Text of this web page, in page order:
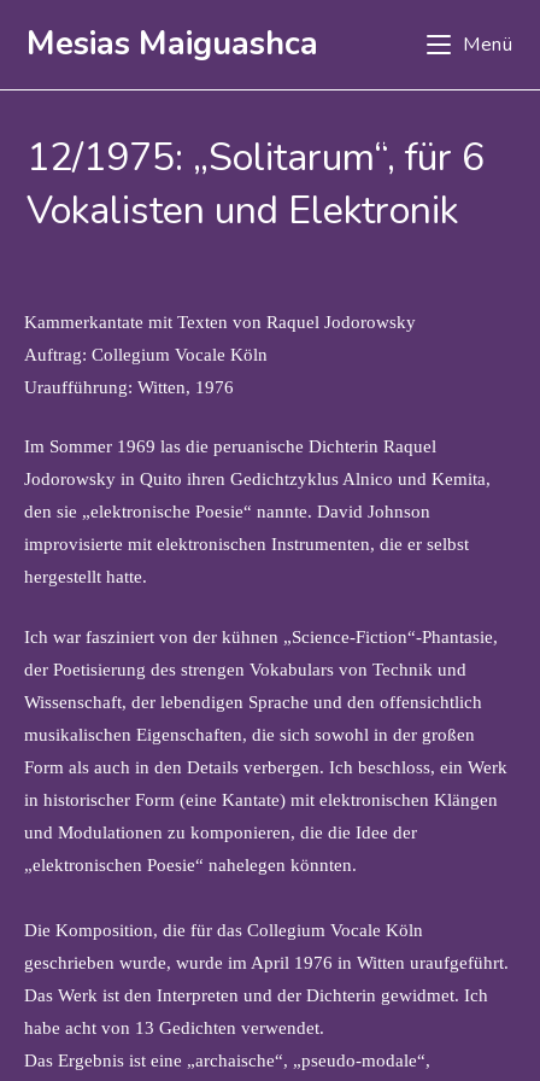
InhaltMesias Maiguashca Menü
12/1975: „Solitarum“, für 6
Vokalisten und Elektronik
Kammerkantate mit Texten von Raquel Jodorowsky
Auftrag: Collegium Vocale Köln
Uraufführung: Witten, 1976
Im Sommer 1969 las die peruanische Dichterin Raquel
Jodorowsky in Quito ihren Gedichtzyklus Alnico und Kemita,
den sie „elektronische Poesie“ nannte. David Johnson
improvisierte mit elektronischen Instrumenten, die er selbst
hergestellt hatte.
Ich war fasziniert von der kühnen „Science-Fiction“-Phantasie,
der Poetisierung des strengen Vokabulars von Technik und
Wissenschaft, der lebendigen Sprache und den offensichtlich
musikalischen Eigenschaften, die sich sowohl in der großen
Form als auch in den Details verbergen. Ich beschloss, ein Werk
in historischer Form (eine Kantate) mit elektronischen Klängen
und Modulationen zu komponieren, die die Idee der
„elektronischen Poesie“ nahelegen könnten.
Die Komposition, die für das Collegium Vocale Köln
geschrieben wurde, wurde im April 1976 in Witten uraufgeführt.
Das Werk ist den Interpreten und der Dichterin gewidmet. Ich
habe acht von 13 Gedichten verwendet.
Das Ergebnis ist eine „archaische“, „pseudo-modale“,